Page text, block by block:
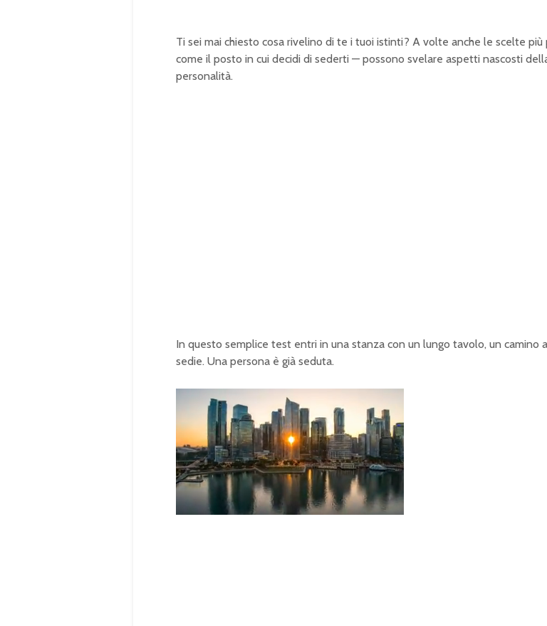
Ti sei mai chiesto cosa rivelino di te i tuoi istinti? A volte anche le scelte più
come il posto in cui decidi di sederti — possono svelare aspetti nascosti
personalità.
In questo semplice test entri in una stanza con un lungo tavolo, un camino
sedie. Una persona è già seduta.
L
o